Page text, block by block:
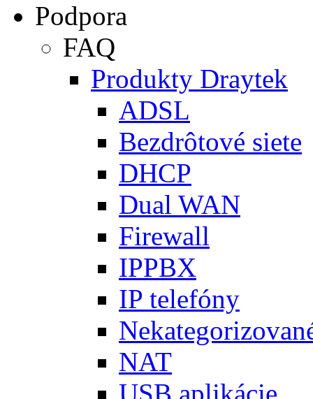
Podpora
FAQ
Produkty Draytek
ADSL
Bezdrôtové siete
DHCP
Dual WAN
Firewall
IPPBX
IP telefóny
NAT